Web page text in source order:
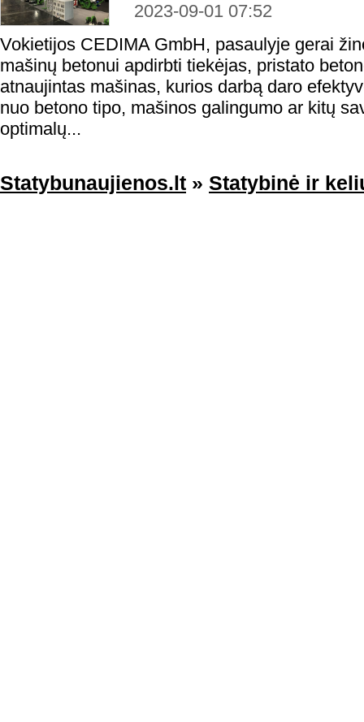
2023-09-01 07:52
Vokietijos CEDIMA GmbH, pasaulyje gerai
mašinų betonui apdirbti tiekėjas, pristato
atnaujintas mašinas, kurios darbą daro
nuo betono tipo, mašinos galingumo ar kitų
optimalų...
Statybunaujienos.lt » Statybinė ir